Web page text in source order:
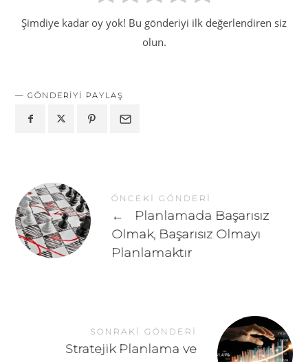
Şimdiye kadar oy yok! Bu gönderiyi ilk değerlendiren siz
olun.
GÖNDERIYI PAYLAŞ
ÖNCEKI GÖNDERI
←
Planlamada Başarısız
Olmak, Başarısız Olmayı
Planlamaktır
SONRAKI GÖNDERI
Stratejik Planlama ve